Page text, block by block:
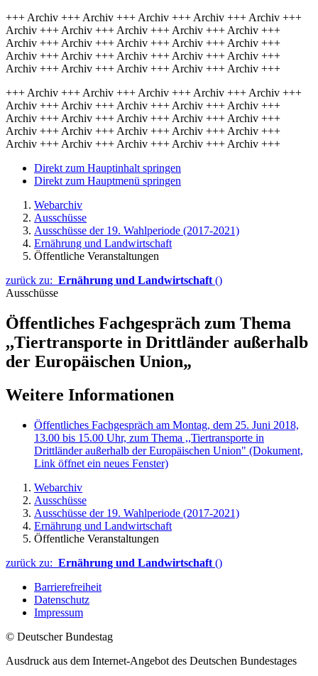
+++ Archiv +++ Archiv +++ Archiv +++ Archiv +++ Archiv +++
Archiv +++ Archiv +++ Archiv +++ Archiv +++ Archiv +++
Archiv +++ Archiv +++ Archiv +++ Archiv +++ Archiv +++
Archiv +++ Archiv +++ Archiv +++ Archiv +++ Archiv +++
Archiv +++ Archiv +++ Archiv +++ Archiv +++ Archiv +++
+++ Archiv +++ Archiv +++ Archiv +++ Archiv +++ Archiv +++
Archiv +++ Archiv +++ Archiv +++ Archiv +++ Archiv +++
Archiv +++ Archiv +++ Archiv +++ Archiv +++ Archiv +++
Archiv +++ Archiv +++ Archiv +++ Archiv +++ Archiv +++
Archiv +++ Archiv +++ Archiv +++ Archiv +++ Archiv +++
Direkt zum Hauptinhalt springen
Direkt zum Hauptmenü springen
Webarchiv
Ausschüsse
Ausschüsse der 19. Wahlperiode (2017-2021)
Ernährung und Landwirtschaft
Öffentliche Veranstaltungen
zurück zu: Ernährung und Landwirtschaft ()
Ausschüsse
Öffentliches Fachgespräch zum Thema
,,Tiertransporte in Drittländer außerhalb
der Europäischen Union„
Weitere Informationen
Öffentliches Fachgespräch am Montag, dem 25. Juni 2018,
13.00 bis 15.00 Uhr, zum Thema ,,Tiertransporte in
Drittländer außerhalb der Europäischen Union" (Dokument,
Link öffnet ein neues Fenster)
Webarchiv
Ausschüsse
Ausschüsse der 19. Wahlperiode (2017-2021)
Ernährung und Landwirtschaft
Öffentliche Veranstaltungen
zurück zu: Ernährung und Landwirtschaft ()
Barrierefreiheit
Datenschutz
Impressum
© Deutscher Bundestag
Ausdruck aus dem Internet-Angebot des Deutschen Bundestages